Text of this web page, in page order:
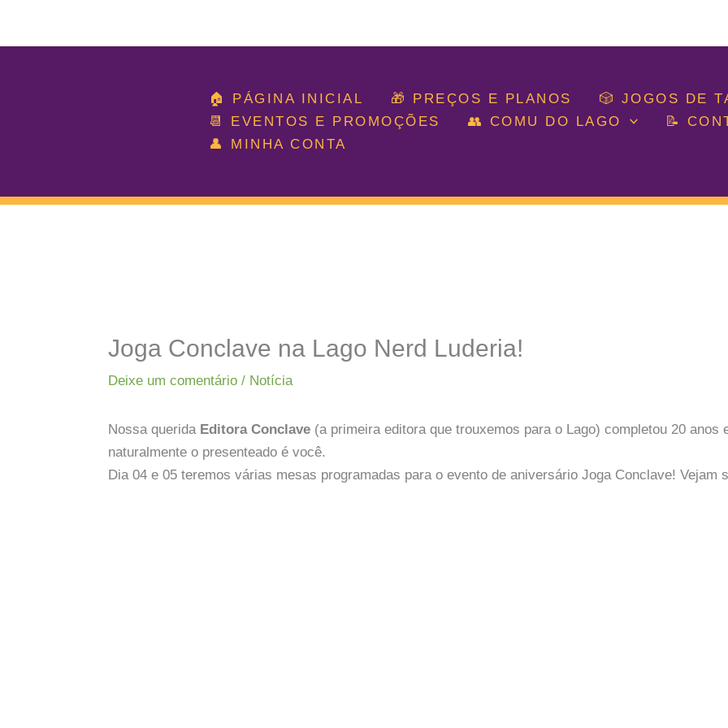
🏠 PÁGINA INICIAL 🎁 PREÇOS E PLANOS
🎲 JOGOS DE
📆 EVENTOS E PROMOÇÕES
👥 COMU DO LAGO
📝
👤 MINHA CONTA
Joga Conclave na Lago Nerd Luderia!
Deixe um comentário / Notícia
Nossa querida Editora Conclave (a primeira editora que trouxemos para o Lago) completou 20 anos
naturalmente o presenteado é você.
Dia 04 e 05 teremos várias mesas programadas para o evento de aniversário Joga Conclave! Vejam